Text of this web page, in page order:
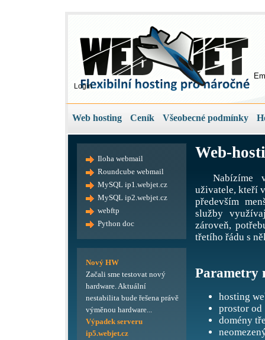
Login
Web hosting Ceník Všeobecné podmínky
Web-
Nabízíme
uživatele, kteří
především
služby
zároveň,
třetího řádu s
Parametry
hosting
prostor od
domény
Iloha webmail
Roundcube webmail
MySQL ip1.webjet.cz
MySQL ip2.webjet.cz
webftp
Python doc
Nový HW
Začali sme testovat nový
hardware. Aktuální
nestabilita bude řešena právě
výměnou hardware...
Výpadek serveru
ip5.webjet.cz